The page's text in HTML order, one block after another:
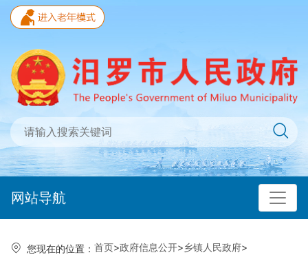
网站导航
您现在的位置： 首页>政府信息公开>乡镇人民政府>